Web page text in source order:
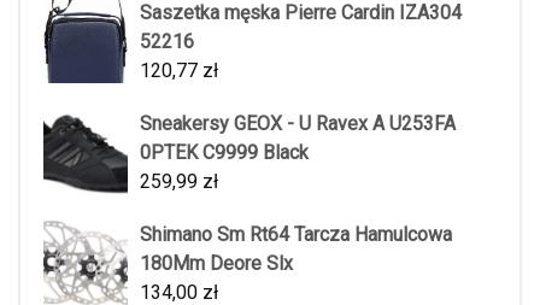
Saszetka męska Pierre Cardin IZA304
52216
120,77 zł
Sneakersy GEOX - U Ravex A U253FA
0PTEK C9999 Black
259,99 zł
Shimano Sm Rt64 Tarcza Hamulcowa
180Mm Deore Slx
134,00 zł